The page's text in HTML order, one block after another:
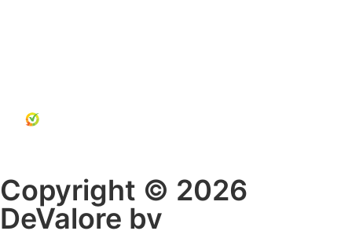
Copyright © 2026
DeValore bv